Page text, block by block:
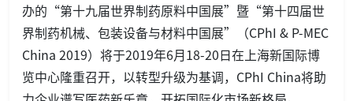
办的“第十九届世界制药原料中国展”暨“第十四届世
界制药机械、包装设备与材料中国展”（CPhI & P-MEC
China 2019）将于2019年6月18-20日在上海新国际博
览中心隆重召开，以转型升级为基调，CPhI China将助